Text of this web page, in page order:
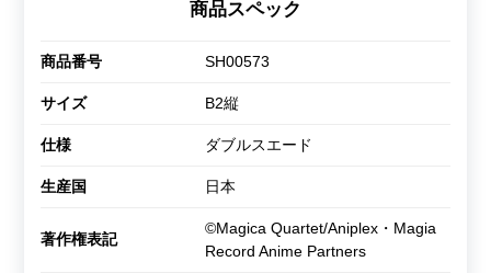
商品スペック
商品番号 SH00573
サイズ B2縦
仕様 ダブルスエード
生産国 日本
著作権表記
©Magica Quartet/Aniplex・Magia
Record Anime Partners